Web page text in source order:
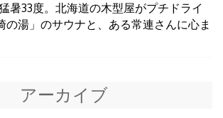
暑33度。北海道の木型屋がプチドライ
の湯」のサウナと、ある常連さんに心ま
アーカイブ